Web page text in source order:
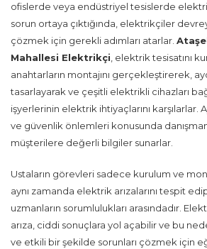
ofislerde veya endüstriyel tesislerde
sorun ortaya çıktığında, elektrikçiler
çözmek için gerekli adımları atarlar.
Mahallesi Elektrikçi , elektrik tesisatını
anahtarların montajını gerçekleştirerek,
tasarlayarak ve çeşitli elektrikli cihazları
işyerlerinin elektrik ihtiyaçlarını karşılarlar.
ve güvenlik önlemleri konusunda
müşterilere değerli bilgiler sunarlar.
Ustaların görevleri sadece kurulum ve
aynı zamanda elektrik arızalarını tespit
uzmanların sorumlulukları arasındadır.
arıza, ciddi sonuçlara yol açabilir ve bu
ve etkili bir şekilde sorunları çözmek için